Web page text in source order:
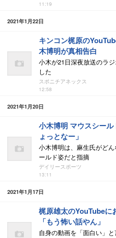
11:19
2021年1月22日
キンコン梶原の
木博明が真相告白
小木が21日深夜放送のラ
した
スポニチアネックス
12:58
2021年1月20日
小木博明 マウスシー
ょっとなー」
小木博明は、麻生氏がど
ールド姿だと指摘
デイリースポーツ
13:11
2021年1月17日
梶原雄太のYouTubeに
「もう怖い話やん」
自身の動画を「面白い」